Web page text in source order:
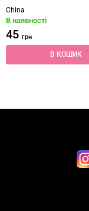
China
В наявності
45 грн
В КОШИК